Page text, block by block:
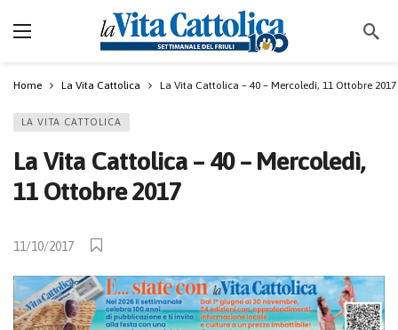
Home La Vita Cattolica La Vita Cattolica – 40 – Mercoledì, 11 Ottobre 2017
LA VITA CATTOLICA
La Vita Cattolica – 40 – Mercoledì,
11 Ottobre 2017
11/10/2017